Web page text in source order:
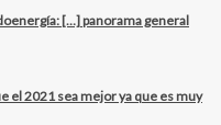
[…] panorama general
el 2021 sea mejor ya que es muy